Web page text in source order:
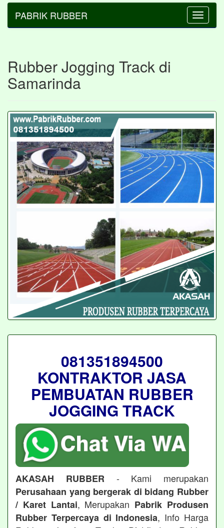
Toggle
PABRIK RUBBER
Rubber Jogging Track di
Samarinda
081351894500
KONTRAKTOR JASA
PEMBUATAN RUBBER
JOGGING TRACK
AKASAH RUBBER - Kami merupakan
Perusahaan yang bergerak di bidang Rubber
/ Karet Lantai, Merupakan Pabrik Produsen
Rubber Terpercaya di Indonesia, Info Harga